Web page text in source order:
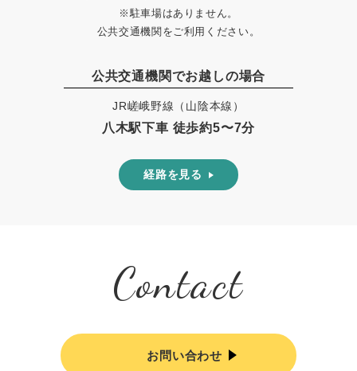
※駐車場はありません。
公共交通機関をご利用ください。
公共交通機関でお越しの場合
JR嵯峨野線（山陰本線）
八木駅下車 徒歩約5〜7分
経路を見る
Contact
お問い合わせ